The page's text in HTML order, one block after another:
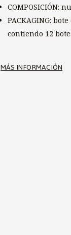
COMPOSICIÓN:
PACKAGING:
contiendo 12
MÁS INFORMACIÓN